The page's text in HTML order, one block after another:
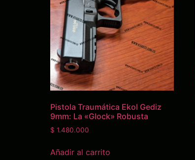
Pistola Traumática Ekol Gediz
9mm: La «Glock» Robusta
$ 1.480.000
Añadir al carrito